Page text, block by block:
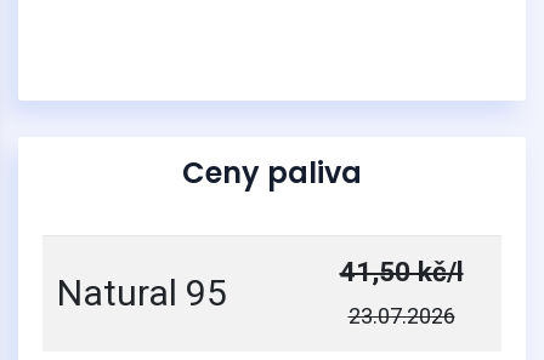
Ceny paliva
Natural 95 41,50 kč/l
23.07.2026